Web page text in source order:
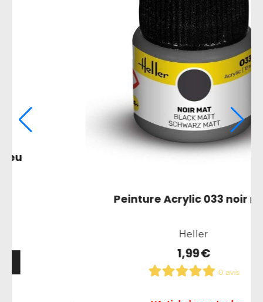
Peinture Acrylic 053 gris
Heller
€
0 avis